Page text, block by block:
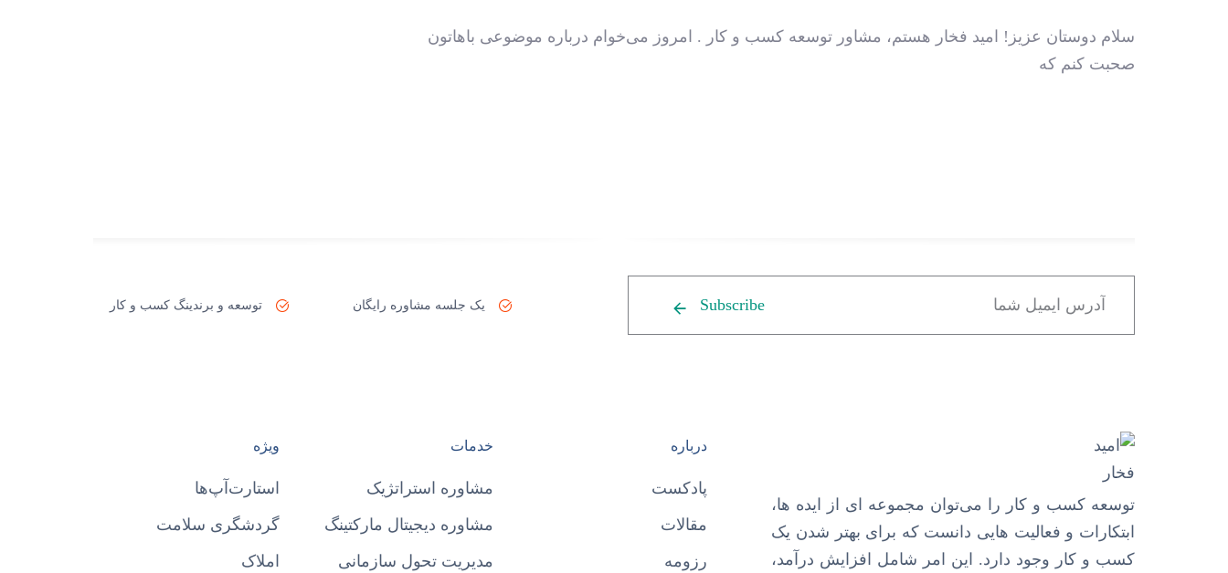
سلام دوستان عزیز! امید فخار هستم، مشاور توسعه کسب و کار . امروز می‌خوام درباره موضوعی باهاتون
صحبت کنم که
Subscribe یک جلسه مشاوره رایگان توسعه و برندینگ کسب و کار
توسعه کسب و کار را می‌توان مجموعه ای از ایده ها،
ابتکارات و فعالیت هایی دانست که برای بهتر شدن یک
کسب و کار وجود دارد. این امر شامل افزایش درآمد،
درباره
پادکست
مقالات
رزومه
خدمات
مشاوره استراتژیک
مشاوره دیجیتال مارکتینگ
مدیریت تحول سازمانی
ویژه
استارت‌آپ‌ها
گردشگری سلامت
املاک